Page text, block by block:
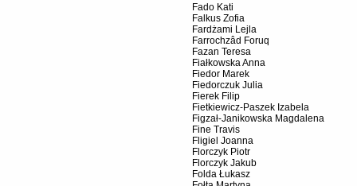
Fado Kati
Falkus Zofia
Fardżami Lejla
Farrochzâd Foruq
Fazan Teresa
Fiałkowska Anna
Fiedor Marek
Fiedorczuk Julia
Fierek Filip
Fietkiewicz-Paszek Izabela
Figzał-Janikowska Magdalena
Fine Travis
Fligiel Joanna
Florczyk Piotr
Florczyk Jakub
Folda Łukasz